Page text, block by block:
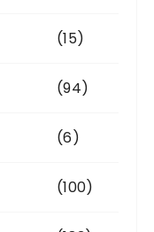
(15)
(94)
(6)
(100)